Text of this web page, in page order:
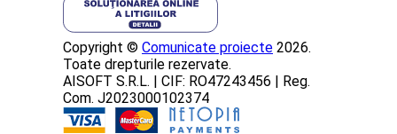
Copyright © Comunicate proiecte 2026.
Toate drepturile rezervate.
AISOFT S.R.L. | CIF: RO47243456 | Reg.
Com. J2023000102374